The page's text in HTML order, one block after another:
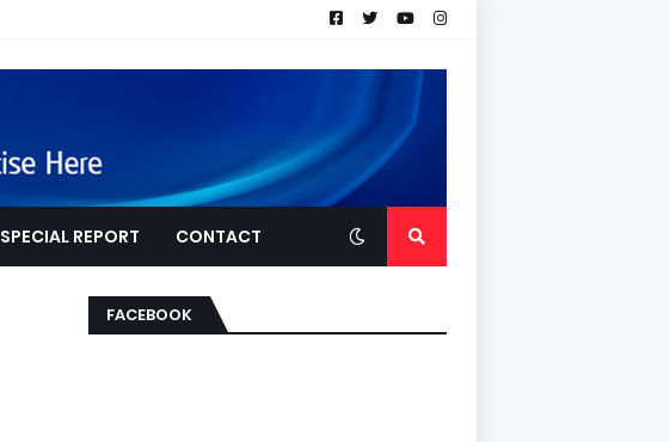
SPECIAL REPORT CONTACT
FACEBOOK